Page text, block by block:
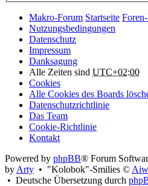
Makro-Forum Startseite
Nutzungsbedingungen
Datenschutz
Impressum
Danksagung
Alle Zeiten sind UTC+02:00
Cookies
Alle Cookies des Boards
Datenschutzrichtlinie
Das Team
Cookie-Richtlinie
Kontakt
Powered by phpBB® Forum
by Arty • "Kolobok"-Smilies ©
• Deutsche Übersetzung durch